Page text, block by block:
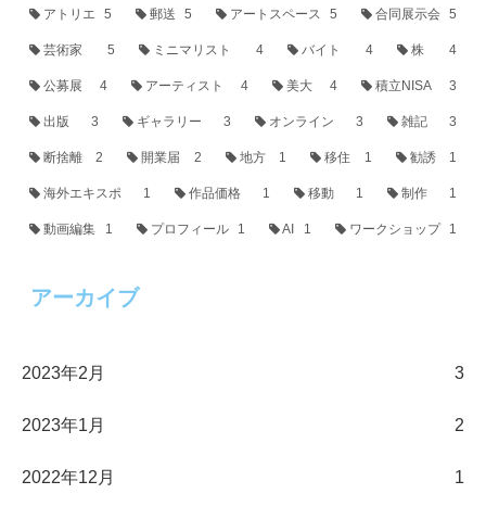
アトリエ 5 郵送 5 アートスペース 5 合同展示会 5
芸術家 5 ミニマリスト 4 バイト 4 株 4
公募展 4 アーティスト 4 美大 4 積立NISA 3
出版 3 ギャラリー 3 オンライン 3 雑記 3
断捨離 2 開業届 2 地方 1 移住 1 勧誘 1
海外エキスポ 1 作品価格 1 移動 1 制作 1
動画編集 1 プロフィール 1 AI 1 ワークショップ 1
アーカイブ
2023年2月 3
2023年1月 2
2022年12月 1